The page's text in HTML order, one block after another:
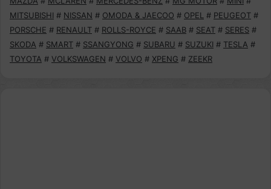
MITSUBISHI # NISSAN # OMODA & JAECOO # OPEL # PEUGEOT #
PORSCHE # RENAULT # ROLLS-ROYCE # SAAB # SEAT # SERES #
SKODA # SMART # SSANGYONG # SUBARU # SUZUKI # TESLA #
TOYOTA # VOLKSWAGEN # VOLVO # XPENG # ZEEKR